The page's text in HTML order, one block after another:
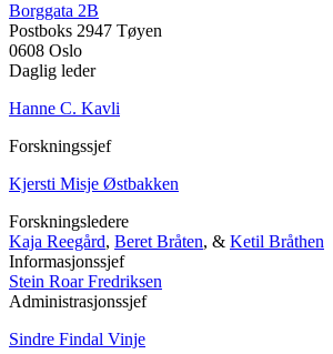
Borggata 2B
Postboks 2947 Tøyen
0608 Oslo
Daglig leder
Hanne C. Kavli
Forskningssjef
Kjersti Misje Østbakken
Forskningsledere
Kaja Reegård, Beret Bråten, & Ketil Bråthen
Informasjonssjef
Stein Roar Fredriksen
Administrasjonssjef
Sindre Findal Vinje